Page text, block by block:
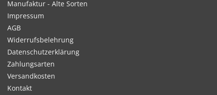
Manufaktur - Alte Sorten
Impressum
AGB
Widerrufsbelehrung
Datenschutzerklärung
Zahlungsarten
Versandkosten
Kontakt